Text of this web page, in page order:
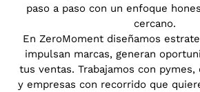
paso a paso con un enfoque
cercano.
En ZeroMoment diseñamos
impulsan marcas, generan
tus ventas. Trabajamos con
y empresas con recorrido que